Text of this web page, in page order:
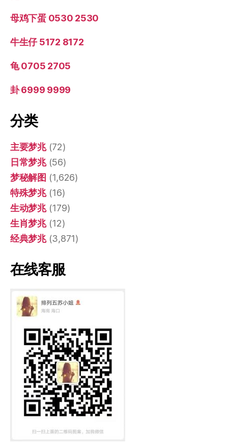
母鸡下蛋 0530 2530
牛生仔 5172 8172
龟 0705 2705
卦 6999 9999
分类
主要梦兆(72)
日常梦兆(56)
梦秘解图 (1,626)
特殊梦兆(16)
生动梦兆(179)
生肖梦兆(12)
经典梦兆(3,871)
在线客服